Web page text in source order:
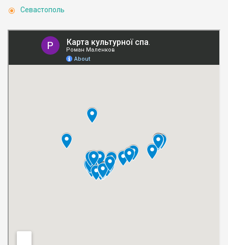
Севастополь